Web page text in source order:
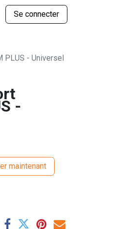
Se connecter
PLUS - Universel
-
maintenant